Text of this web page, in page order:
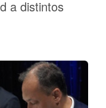
a distintos